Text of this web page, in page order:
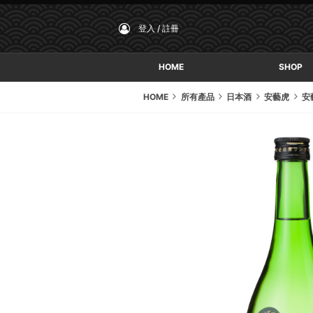
登入 / 註冊
HOME SHOP
HOME 所有產品 日本酒 安藝虎 安